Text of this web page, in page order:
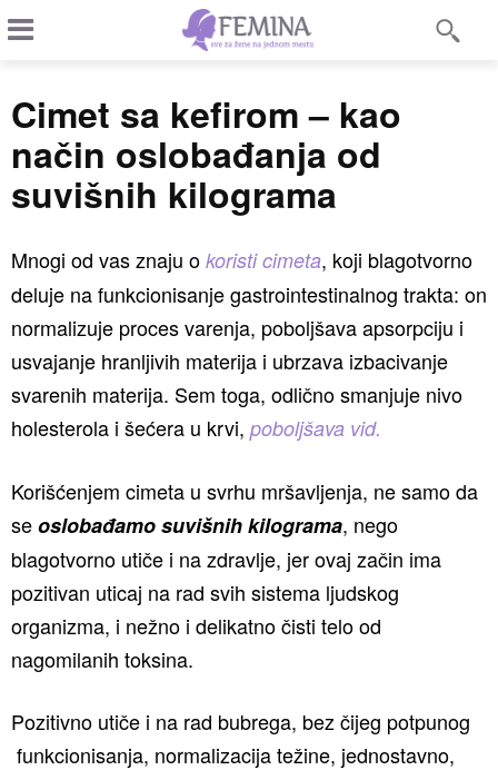
Cimet sa kefirom – kao
način oslobađanja od
suvišnih kilograma
Mnogi od vas znaju o koristi cimeta, koji blagotvorno
deluje na funkcionisanje gastrointestinalnog trakta: on
normalizuje proces varenja, poboljšava apsorpciju i
usvajanje hranljivih materija i ubrzava izbacivanje
svarenih materija. Sem toga, odlično smanjuje nivo
holesterola i šećera u krvi, poboljšava vid.
Korišćenjem cimeta u svrhu mršavljenja, ne samo da
seoslobađamo suvišnih kilograma, nego
blagotvorno utiče i na zdravlje, jer ovaj začin ima
pozitivan uticaj na rad svih sistema ljudskog
organizma, i nežno i delikatno čisti telo od
nagomilanih toksina.
Pozitivno utiče i na rad bubrega, bez čijeg potpunog
funkcionisanja, normalizacija težine, jednostavno,